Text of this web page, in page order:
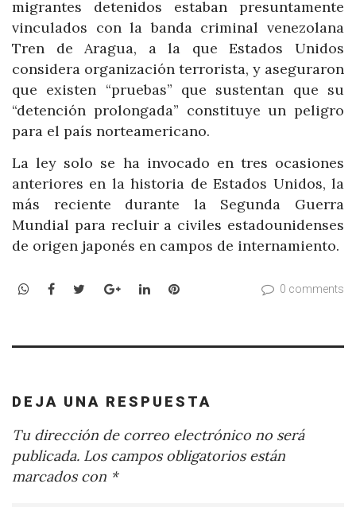
migrantes detenidos estaban presuntamente
vinculados con la banda criminal venezolana
Tren de Aragua, a la que Estados Unidos
considera organización terrorista, y aseguraron
que existen “pruebas” que sustentan que su
“detención prolongada” constituye un peligro
para el país norteamericano.
La ley solo se ha invocado en tres ocasiones
anteriores en la historia de Estados Unidos, la
más reciente durante la Segunda Guerra
Mundial para recluir a civiles estadounidenses
de origen japonés en campos de internamiento.
WhatsApp
Facebook
TwitterGoogle+LinkedInPinterest 0 comments
DEJA UNA RESPUESTA
Tu dirección de correo electrónico no será
publicada. Los campos obligatorios están
marcados con *